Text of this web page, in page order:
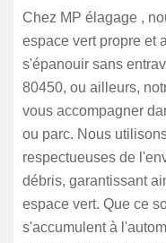
Chez MP élagage ,
espace vert propre et
s'épanouir sans
80450, ou ailleurs,
vous accompagner
ou parc. Nous
respectueuses de
débris, garantissant
espace vert. Que ce
s'accumulent à